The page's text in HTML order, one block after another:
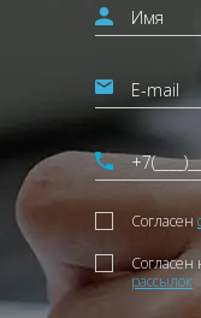
Согласен
Согласен
рассылок